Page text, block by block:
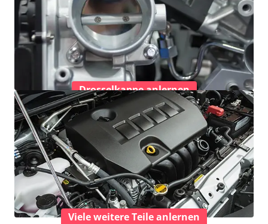
Drosselkappe anlernen
Viele weitere Teile anlernen